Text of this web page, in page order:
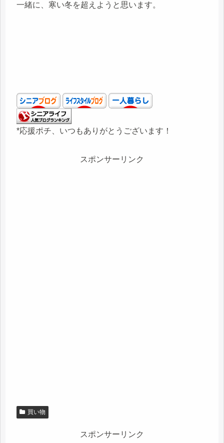
一緒に、寒い冬を超えようと思います。
*応援ポチ、いつもありがとうございます！
スポンサーリンク
買い物
スポンサーリンク